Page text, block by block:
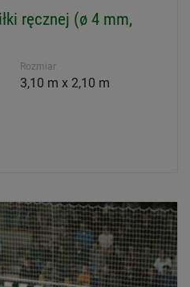
ręcznej (ø 4 mm,
Rozmiar
3,10 m x 2,10 m